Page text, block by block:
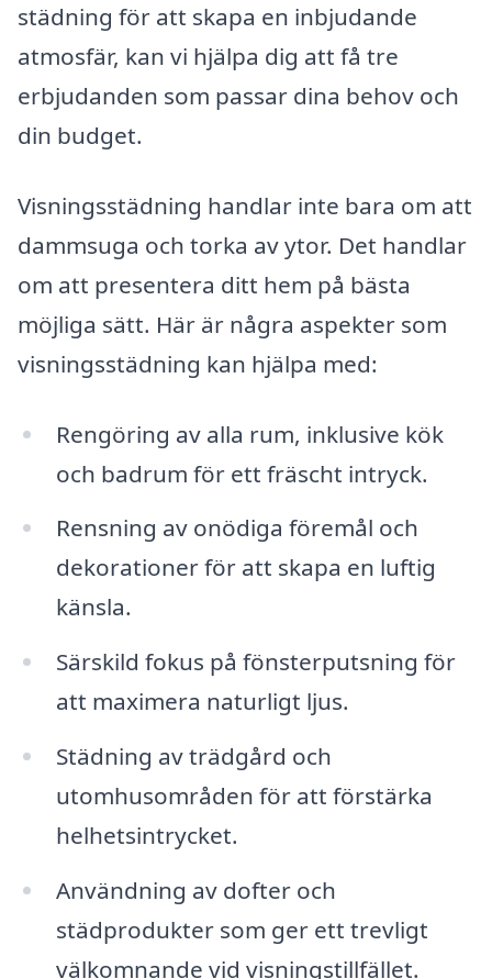
städning för att skapa en inbjudande
atmosfär, kan vi hjälpa dig att få tre
erbjudanden som passar dina behov och
din budget.
Visningsstädning handlar inte bara om att
dammsuga och torka av ytor. Det handlar
om att presentera ditt hem på bästa
möjliga sätt. Här är några aspekter som
visningsstädning kan hjälpa med:
Rengöring av alla rum, inklusive kök
och badrum för ett fräscht intryck.
Rensning av onödiga föremål och
dekorationer för att skapa en luftig
känsla.
Särskild fokus på fönsterputsning för
att maximera naturligt ljus.
Städning av trädgård och
utomhusområden för att förstärka
helhetsintrycket.
Användning av dofter och
städprodukter som ger ett trevligt
välkomnande vid visningstillfället.